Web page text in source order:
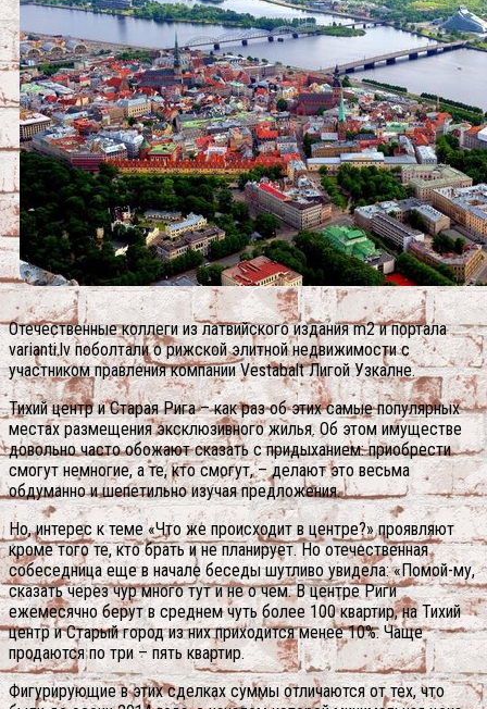
Отечественные коллеги из латвийского издания m2 и портала
varianti.lv поболтали о рижской элитной недвижимости с
участником правления компании Vestabalt Лигой Узкалне.
Тихий центр и Старая Рига – как раз об этих самые популярных
местах размещения эксклюзивного жилья. Об этом имуществе
довольно часто обожают сказать с придыханием: приобрести
смогут немногие, а те, кто смогут, – делают это весьма
обдуманно и шепетильно изучая предложения.
Но, интерес к теме «Что же происходит в центре?» проявляют
кроме того те, кто брать и не планирует. Но отечественная
собеседница еще в начале беседы шутливо увидела: «Помой-му,
сказать через чур много тут и не о чем.В центре Риги
ежемесячно берут в среднем чуть более 100 квартир, на Тихий
центр и Старый город из них приходится менее 10%. Чаще
продаются по три – пять квартир.
Фигурирующие в этих сделках суммы отличаются от тех, что